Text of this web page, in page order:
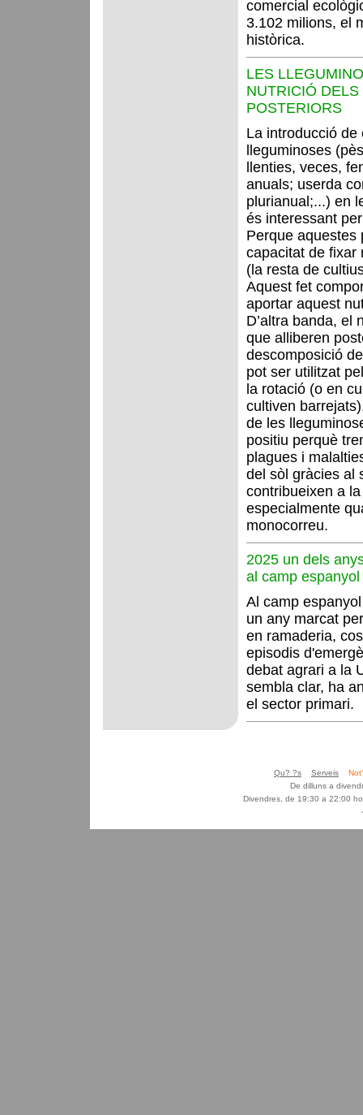
comercial
3.102 milions, el
històrica.
LES
NUTRICIÓ DELS
POSTERIORS
La introducció de
lleguminoses
llenties, veces,
anuals; userda
plurianual;...) en
és interessant
Perque aquestes
capacitat de fixar
(la resta de
Aquest fet
aportar aquest
D’altra banda, el
que alliberen
descomposició
pot ser utilitzat
la rotació (o en
cultiven
de les
positiu perquè
plagues i
del sòl gràcies al
contribueixen a
especialmente
monocorreu.
2025 un dels
al camp espanyol
Al camp
un any marcat
en ramaderia,
episodis
debat agrari a la
sembla clar, ha
el sector primari.
Qu? ?s Serveis
De dilluns a
Divendres, de 19:30 a 22:00